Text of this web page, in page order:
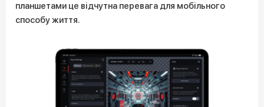
планшетами це відчутна перевага для мобільного
способу життя.